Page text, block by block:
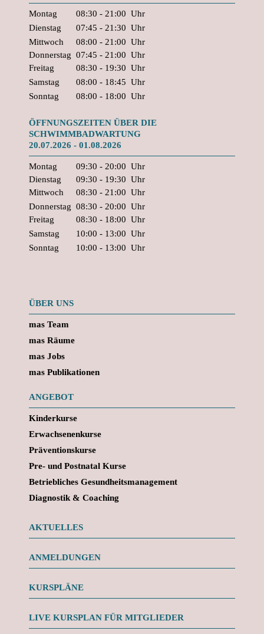
Montag 08:30 - 21:00 Uhr
Dienstag
07:45 - 21:30 Uhr
Mittwoch
08:00 - 21:00 Uhr
Donnerstag 07:45 - 21:00 Uhr
Freitag
08:30 - 19:30 Uhr
Samstag
08:00 - 18:45 Uhr
Sonntag
08:00 - 18:00 Uhr
ÖFFNUNGSZEITEN ÜBER DIE
SCHWIMMBADWARTUNG
20.07.2026 - 01.08.2026
Montag 09:30 - 20:00 Uhr
Dienstag
09:30 - 19:30 Uhr
Mittwoch
08:30 - 21:00 Uhr
Donnerstag 08:30 - 20:00 Uhr
Freitag
08:30 - 18:00 Uhr
Samstag
10:00 - 13:00 Uhr
Sonntag
10:00 - 13:00 Uhr
ÜBER UNS
mas Team
mas Räume
mas Jobs
mas Publikationen
ANGEBOT
Kinderkurse
Erwachsenenkurse
Präventionskurse
Pre- und Postnatal Kurse
Betriebliches Gesundheitsmanagement
Diagnostik & Coaching
AKTUELLES
ANMELDUNGEN
KURSPLÄNE
LIVE KURSPLAN FÜR MITGLIEDER